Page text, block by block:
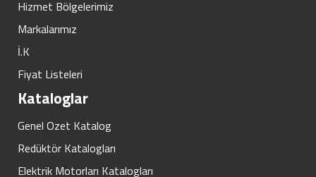
Hizmet Bölgelerimiz
Markalarımız
İ.K
Fiyat Listeleri
Kataloglar
Genel Ozet Katalog
Redüktör Katalogları
Elektrik Motorları Katalogları